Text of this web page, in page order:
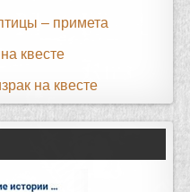
– примета
квесте
на квесте